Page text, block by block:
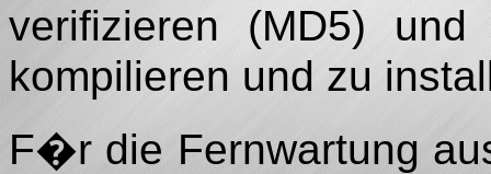
verifizieren (MD5)
kompilieren und zu
F�r die Fernwartung